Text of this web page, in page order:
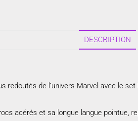
DESCRIPTION
redoutés de l’univers Marvel avec le
acérés et sa longue langue pointue,